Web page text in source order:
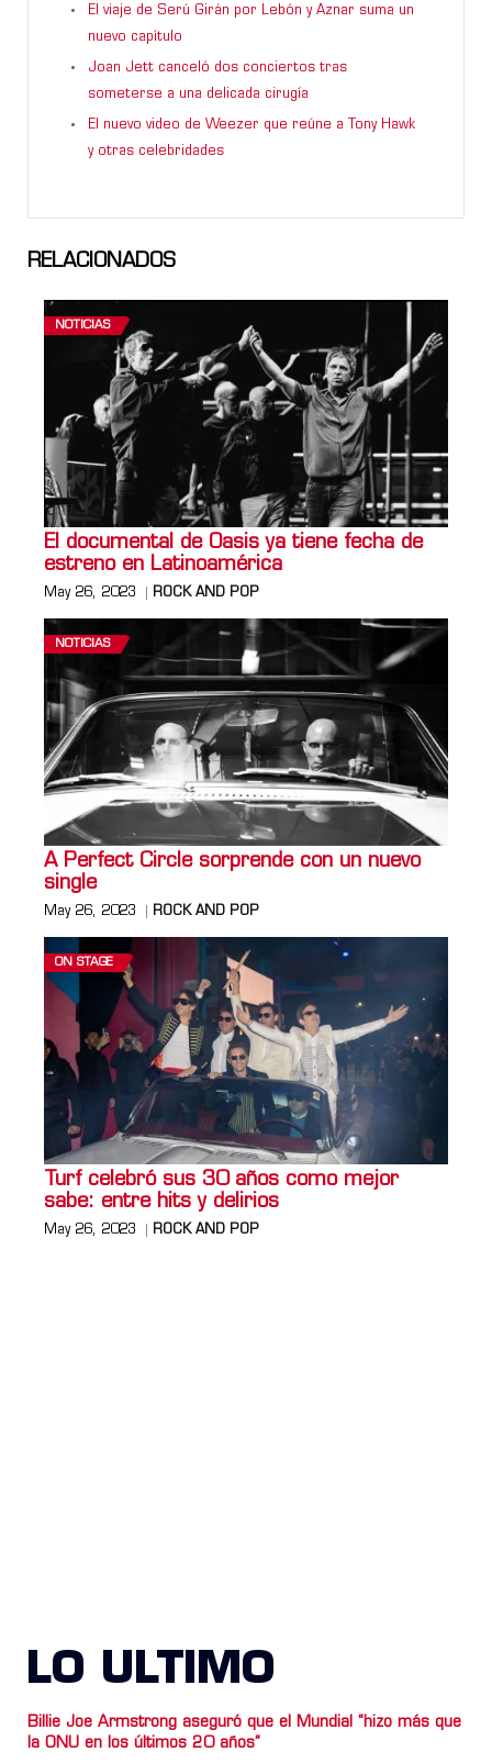
El viaje de Serú Girán por Lebón y Aznar suma un
nuevo capítulo
Joan Jett canceló dos conciertos tras
someterse a una delicada cirugía
El nuevo video de Weezer que reúne a Tony Hawk
y otras celebridades
RELACIONADOS
NOTICIAS
El documental de Oasis ya tiene fecha de
estreno en Latinoamérica
May 26, 2023 ROCK AND POP
NOTICIAS
A Perfect Circle sorprende con un nuevo
single
May 26, 2023 ROCK AND POP
ON STAGE
Turf celebró sus 30 años como mejor
sabe: entre hits y delirios
May 26, 2023 ROCK AND POP
LO ULTIMO
Billie Joe Armstrong aseguró que el Mundial “hizo más que
la ONU en los últimos 20 años”